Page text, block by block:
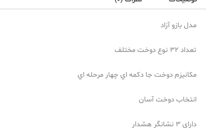
مدل بازو آزاد
تعداد 32 نوع دوخت مختلف
مكانيزم دوخت جا دكمه اي چهار مرحله اي
انتخاب دوخت آسان
دارای 3 نشانگر هشدار